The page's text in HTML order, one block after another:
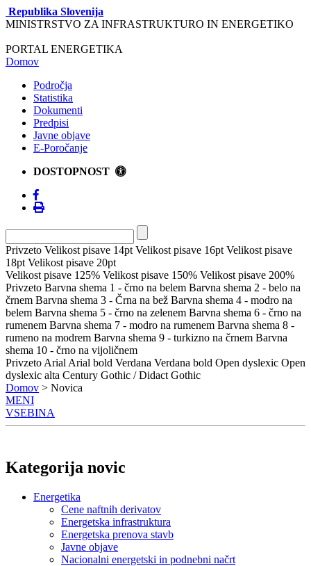
Republika Slovenija
MINISTRSTVO ZA INFRASTRUKTURO IN ENERGETIKO
PORTAL ENERGETIKA
Domov
Področja
Statistika
Dokumenti
Predpisi
Javne objave
E-Poročanje
DOSTOPNOST
Privzeto Velikost pisave 14pt Velikost pisave 16pt Velikost pisave
18pt Velikost pisave 20pt
Velikost pisave 125% Velikost pisave 150% Velikost pisave 200%
Privzeto Barvna shema 1 - črno na belem Barvna shema 2 - belo na
črnem Barvna shema 3 - Črna na bež Barvna shema 4 - modro na
belem Barvna shema 5 - črno na zelenem Barvna shema 6 - črno na
rumenem Barvna shema 7 - modro na rumenem Barvna shema 8 -
rumeno na modrem Barvna shema 9 - turkizno na črnem Barvna
shema 10 - črno na vijoličnem
Privzeto Arial Arial bold Verdana Verdana bold Open dyslexic Open
dyslexic alta Century Gothic / Didact Gothic
Domov > Novica
MENI
VSEBINA
Kategorija novic
Energetika
Cene naftnih derivatov
Energetska infrastruktura
Energetska prenova stavb
Javne objave
Nacionalni energetski in podnebni načrt